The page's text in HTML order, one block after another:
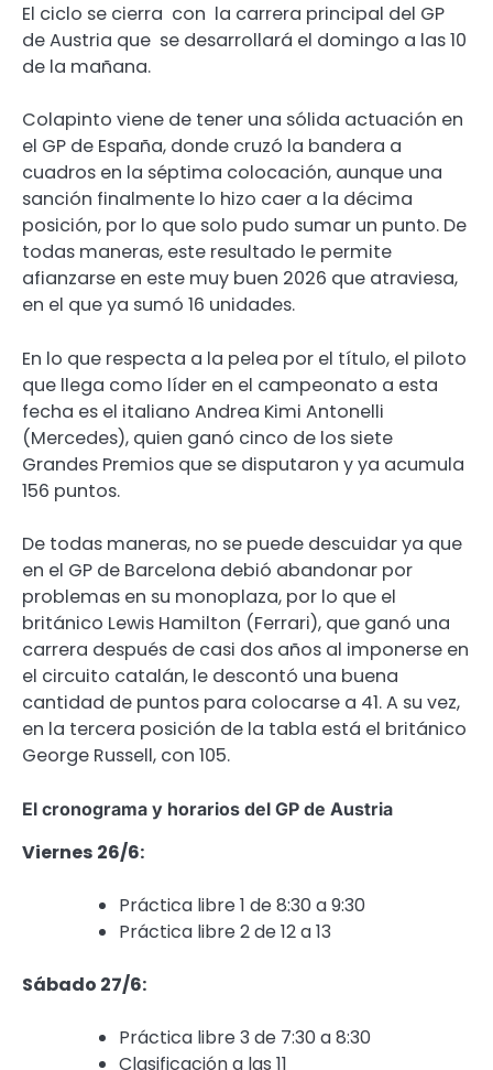
El ciclo se cierra con la carrera principal del GP
de Austria que se desarrollará el domingo a las 10
de la mañana.
Colapinto viene de tener una sólida actuación en
el GP de España, donde cruzó la bandera a
cuadros en la séptima colocación, aunque una
sanción finalmente lo hizo caer a la décima
posición, por lo que solo pudo sumar un punto. De
todas maneras, este resultado le permite
afianzarse en este muy buen 2026 que atraviesa,
en el que ya sumó 16 unidades.
En lo que respecta a la pelea por el título, el piloto
que llega como líder en el campeonato a esta
fecha es el italiano Andrea Kimi Antonelli
(Mercedes), quien ganó cinco de los siete
Grandes Premios que se disputaron y ya acumula
156 puntos.
De todas maneras, no se puede descuidar ya que
en el GP de Barcelona debió abandonar por
problemas en su monoplaza, por lo que el
británico Lewis Hamilton (Ferrari), que ganó una
carrera después de casi dos años al imponerse en
el circuito catalán, le descontó una buena
cantidad de puntos para colocarse a 41. A su vez,
en la tercera posición de la tabla está el británico
George Russell, con 105.
El cronograma y horarios del GP de Austria
Viernes 26/6:
Práctica libre 1 de 8:30 a 9:30
Práctica libre 2 de 12 a 13
Sábado 27/6:
Práctica libre 3 de 7:30 a 8:30
Clasificación a las 11